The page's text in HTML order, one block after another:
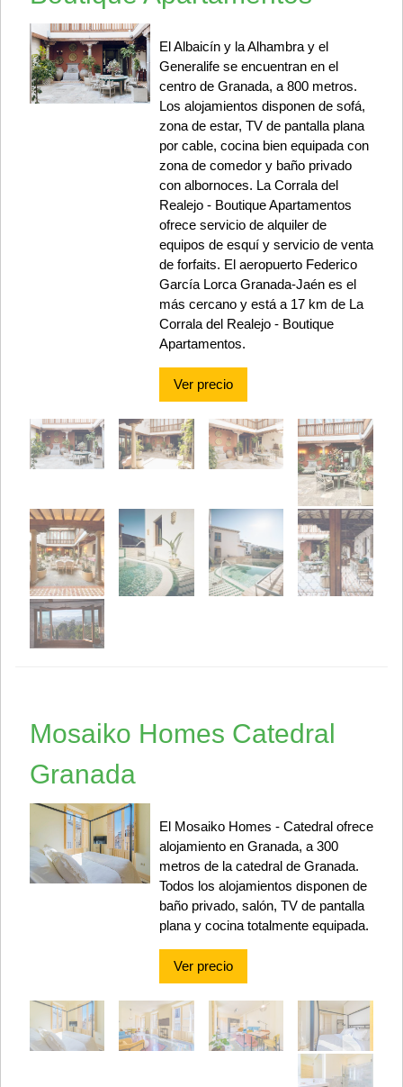
El Albaicín y la Alhambra y el
Generalife se encuentran en el
centro de Granada, a 800 metros.
Los alojamientos disponen de sofá,
zona de estar, TV de pantalla plana
por cable, cocina bien equipada con
zona de comedor y baño privado
con albornoces. La Corrala del
Realejo - Boutique Apartamentos
ofrece servicio de alquiler de
equipos de esquí y servicio de venta
de forfaits. El aeropuerto Federico
García Lorca Granada-Jaén es el
más cercano y está a 17 km de La
Corrala del Realejo - Boutique
Apartamentos.
Ver precio
Mosaiko Homes Catedral
Granada
El Mosaiko Homes - Catedral ofrece
alojamiento en Granada, a 300
metros de la catedral de Granada.
Todos los alojamientos disponen de
baño privado, salón, TV de pantalla
plana y cocina totalmente equipada.
Ver precio